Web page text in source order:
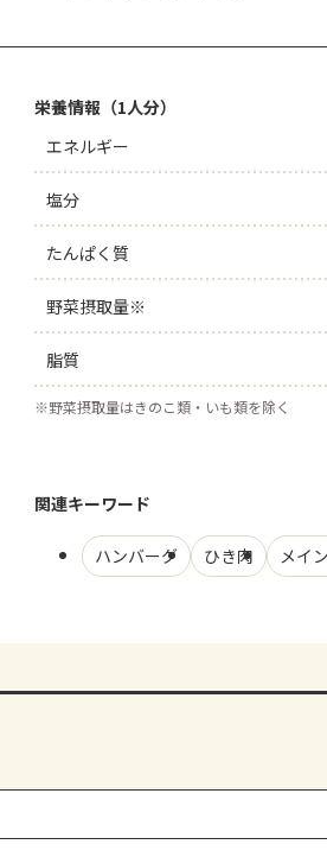
栄養情報（1人分）
エネルギー
塩分
たんぱく質
野菜摂取量※
脂質
※野菜摂取量はきのこ類・いも類を除く
関連キーワード
ハンバーグ ひき肉 メイ